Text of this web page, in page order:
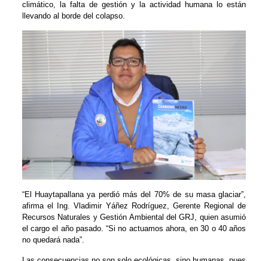
climático, la falta de gestión y la actividad humana lo están
llevando al borde del colapso.
“El Huaytapallana ya perdió más del 70% de su masa glaciar”,
afirma el Ing. Vladimir Yáñez Rodríguez, Gerente Regional de
Recursos Naturales y Gestión Ambiental del GRJ, quien asumió
el cargo el año pasado. “Si no actuamos ahora, en 30 o 40 años
no quedará nada”.